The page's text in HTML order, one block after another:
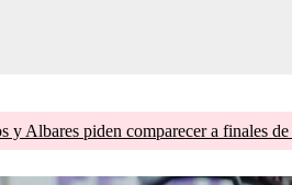
y Albares piden comparecer a finales